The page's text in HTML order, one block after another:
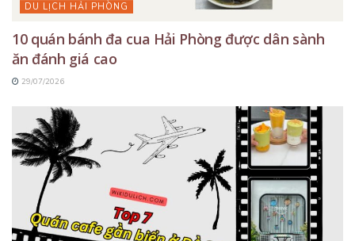
DU LỊCH HẢI PHÒNG
10 quán bánh đa cua Hải Phòng được dân sành
ăn đánh giá cao
29/07/2026